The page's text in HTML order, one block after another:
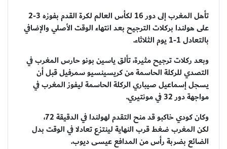
تأهل المغرب إلى دور 16 لكأس العالم لكرة القدم بفوزه 3-2
على هولندا بركلات الترجيح بعد انتهاء الوقت الأصلي والإضافي
بالتعادل 1-1 يوم الثلاثاء.
وبعد ركلات ترجيح مثيرة، تألق ياسين بونو حارس المغرب في
التصدي للركلة الحاسمة من كريسينسيو سمرفيل قبل أن
يسجل إسماعيل صيباري الركلة الحاسمة ليفوز المغرب في
مواجهة دور 32 في مونتيري.
وكان كودي خاكبو قد منح التقدم لهولندا في الدقيقة 72،
لكن المغرب ضغط قرب النهاية لينتزع تعادلا في الوقت بدل
الضائع بضربة رأس من المدافع عيسى ديوب.